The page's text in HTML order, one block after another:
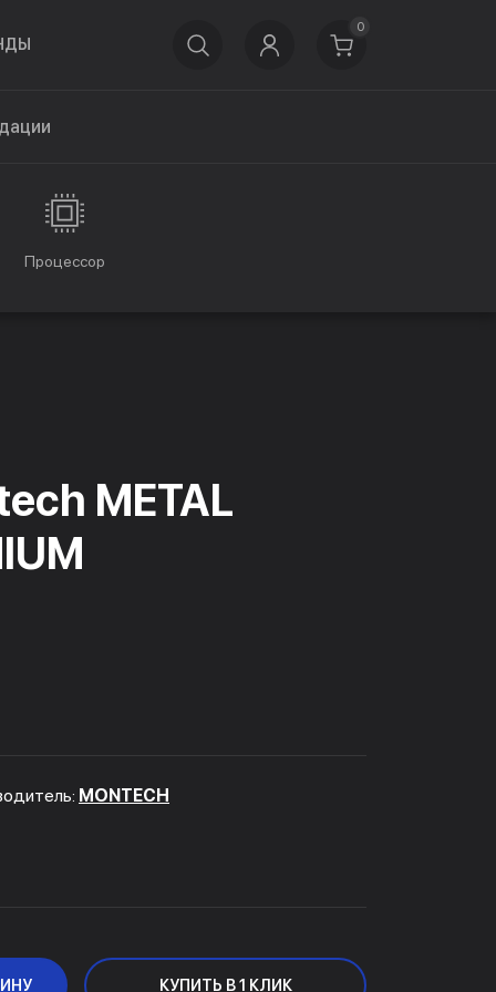
0
Процессор
METAL
MONTECH
КУПИТЬ В 1 КЛИК